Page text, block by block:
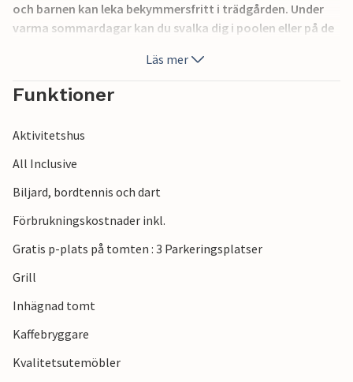
och barnen kan leka bekymmersfritt i trädgården. Under
varma sommardagar kan du svalka dig i poolen eller på de
Läs mer
Funktioner
Aktivitetshus
All Inclusive
Biljard, bordtennis och dart
Förbrukningskostnader inkl.
Gratis p-plats på tomten : 3 Parkeringsplatser
Grill
Inhägnad tomt
Kaffebryggare
Kvalitetsutemöbler